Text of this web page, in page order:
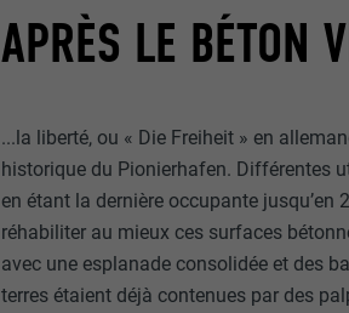
APRÈS LE BÉTON
...la liberté, ou « Die Freiheit » en
historique du Pionierhafen. Différentes
en étant la dernière occupante
réhabiliter au mieux ces surfaces
avec une esplanade consolidée et des
terres étaient déjà contenues par des
Ce cookie
FOURNISSEUR Sgalinski
Internet.
FOURNISSEUR Google
EXPIRATION 2 ans
UTILITÉ
MARKETING ET MÉDIAS EXTERNES
Les cookies « Marketing et médias
annonceurs (prestataires tiers) pour
visiteurs à travers les sites Internet.
plateformes vidéo et de réseaux
NOM NIDAfficher